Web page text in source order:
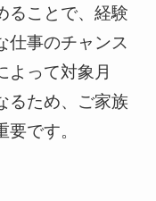
ることで、経験
仕事のチャンス
よって対象月
るため、ご家族
です。